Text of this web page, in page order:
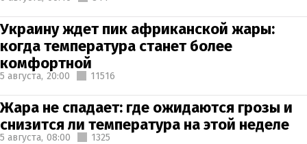
Украину ждет пик африканской жары:
когда температура станет более
комфортной
5 августа, 20:00 11516
Жара не спадает: где ожидаются грозы и
снизится ли температура на этой неделе
5 августа, 08:00 1325